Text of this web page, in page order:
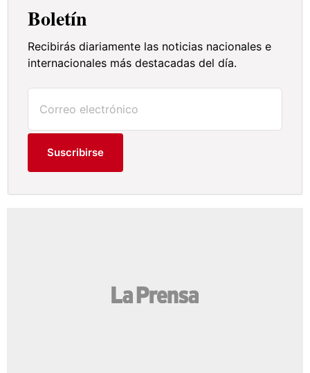
Boletín
Recibirás diariamente las noticias nacionales e
internacionales más destacadas del día.
Suscribirse